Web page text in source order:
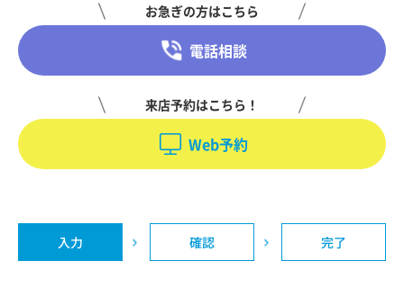
お急ぎの方はこちら
電話相談
来店予約はこちら！
Web予約
入力 確認 完了